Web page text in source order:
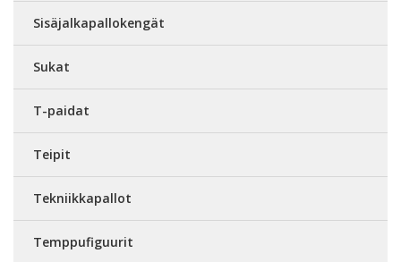
Sisäjalkapallokengät
Sukat
T-paidat
Teipit
Tekniikkapallot
Temppufiguurit